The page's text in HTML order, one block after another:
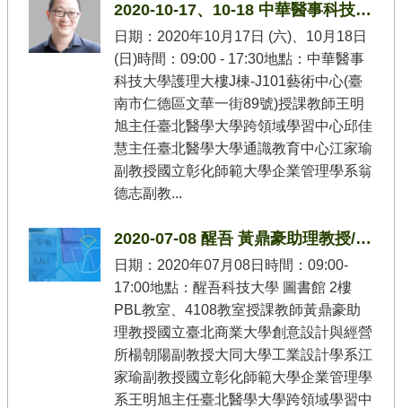
2020-10-17、10-18 中華醫事科技大學 王明旭主任/邱佳慧主任/李孟學助理教授
日期：2020年10月17日 (六)、10月18日
(日)時間：09:00 - 17:30地點：中華醫事
科技大學護理大樓J棟-J101藝術中心(臺
南市仁德區文華一街89號)授課教師王明
旭主任臺北醫學大學跨領域學習中心邱佳
慧主任臺北醫學大學通識教育中心江家瑜
副教授國立彰化師範大學企業管理學系翁
德志副教...
2020-07-08 醒吾 黃鼎豪助理教授/楊朝陽副教授/江家瑜副教授/王明旭主任/邱佳慧主任
日期：2020年07月08日時間：09:00-
17:00地點：醒吾科技大學 圖書館 2樓
PBL教室、4108教室授課教師黃鼎豪助
理教授國立臺北商業大學創意設計與經營
所楊朝陽副教授大同大學工業設計學系江
家瑜副教授國立彰化師範大學企業管理學
系王明旭主任臺北醫學大學跨領域學習中